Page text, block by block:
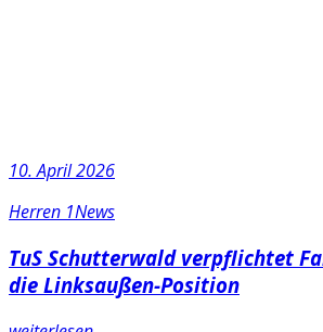
10. April 2026
Herren 1News
TuS Schutterwald verpflichtet
die Linksaußen-Position